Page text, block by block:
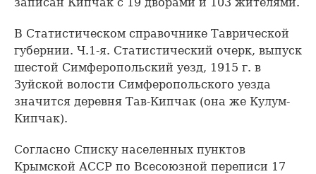
В Статистическом справочнике Таврической
губернии. Ч.1-я. Статистический очерк, выпуск
шестой Симферопольский уезд, 1915 г. в
Зуйской волости Симферопольского уезда
значится деревня Тав-Кипчак (она же Кулум-
Кипчак).
Согласно Списку населенных пунктов
Крымской АССР по Всесоюзной переписи 17